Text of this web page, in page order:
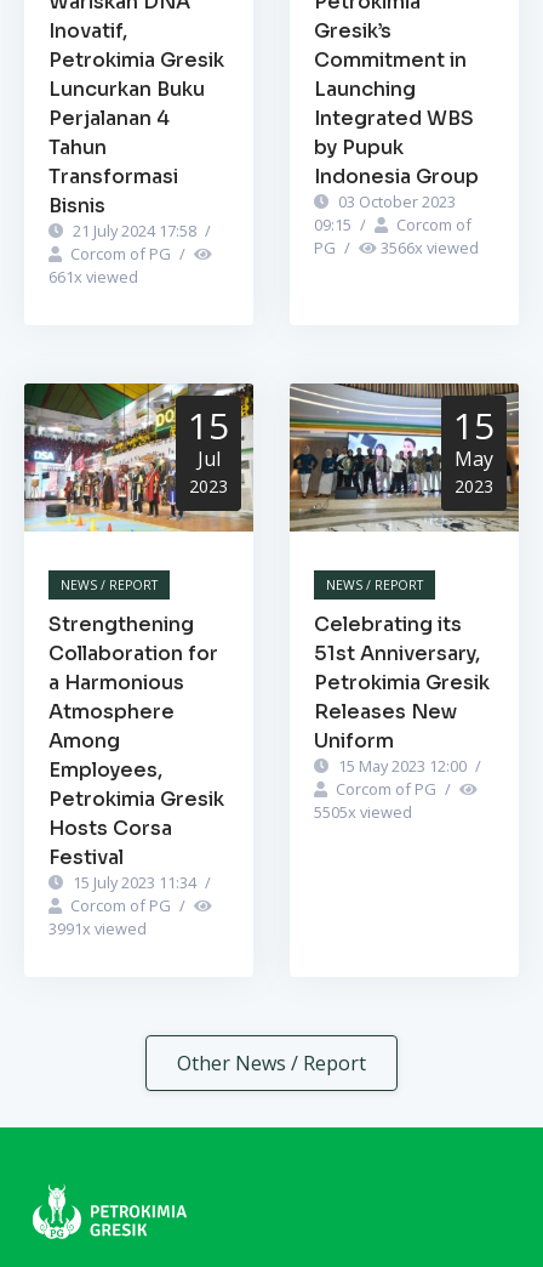
Inovatif,
Petrokimia Gresik
Luncurkan Buku
Perjalanan 4
Tahun
Transformasi
Bisnis
21 July 2024 17:58 /
Corcom of PG /
661x viewed
Gresik’s
Commitment in
Launching
Integrated WBS
by Pupuk
Indonesia Group
03 October 2023
09:15 /
Corcom of
PG / 3566x viewed
15
Jul
2023
NEWS / REPORT
Strengthening
Collaboration for
a Harmonious
Atmosphere
Among
Employees,
Petrokimia Gresik
Hosts Corsa
Festival
15 July 2023 11:34 /
Corcom of PG /
3991x viewed
15
May
2023
NEWS / REPORT
Celebrating its
51st Anniversary,
Petrokimia Gresik
Releases New
Uniform
15 May 2023 12:00 /
Corcom of PG /
5505x viewed
Other News / Report